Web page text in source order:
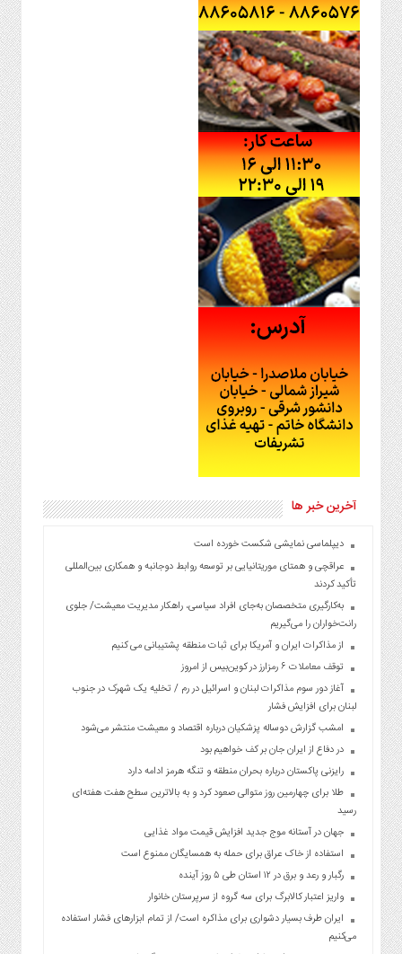
آخرین خبر ها
دیپلماسی نمایشی شکست خورده است
عراقچی و همتای موریتانیایی بر توسعه روابط دوجانبه و همکاری بین‌المللی
تأکید کردند
به‌کارگیری متخصصان به‌جای افراد سیاسی، راهکار مدیریت معیشت/ جلوی
رانت‌خواران را می‌گیریم
از مذاکرات ایران و آمریکا برای ثبات منطقه پشتیبانی می کنیم
توقف معاملات ۶ رمزارز در کوین‌بیس از امروز
آغاز دور سوم مذاکرات لبنان و اسرائیل در رم / تخلیه یک شهرک در جنوب
لبنان برای افزایش فشار
امشب گزارش دوساله پزشکیان درباره اقتصاد و معیشت منتشر می‌شود
در دفاع از ایران جان بر کف خواهیم بود
رایزنی پاکستان درباره بحران منطقه و تنگه هرمز ادامه دارد
طلا برای چهارمین روز متوالی صعود کرد و به بالاترین سطح هفت هفته‌ای
رسید
جهان در آستانه موج جدید افزایش قیمت مواد غذایی
استفاده از خاک عراق برای حمله به همسایگان ممنوع است
رگبار و رعد و برق در ۱۲ استان طی ۵ روز آینده
واریز اعتبار کالابرگ برای سه گروه از سرپرستان خانوار
ایران طرف بسیار دشواری برای مذاکره است/ از تمام ابزارهای فشار استفاده
می‌کنیم